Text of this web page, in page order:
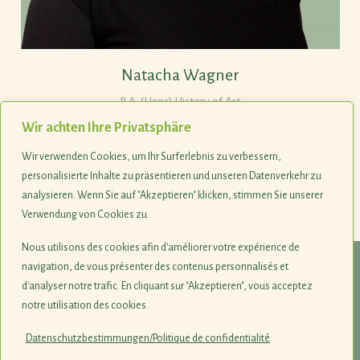
Wir achten Ihre Privatsphäre
Wir verwenden Cookies, um Ihr Surferlebnis zu verbessern,
personalisierte Inhalte zu präsentieren und unseren Datenverkehr zu
analysieren. Wenn Sie auf "Akzeptieren" klicken, stimmen Sie unserer
Verwendung von Cookies zu.
Nous utilisons des cookies afin d'améliorer votre expérience de
navigation, de vous présenter des contenus personnalisés et
d'analyser notre trafic. En cliquant sur "Akzeptieren", vous acceptez
notre utilisation des cookies.
Datenschutzbestimmungen/Politique de confidentialité
Natacha Wagner
B.A. (Hons) History of Art
Tel. +352 263036-81
© 1990-2026
12, rue de Capellen · L-8393 Olm